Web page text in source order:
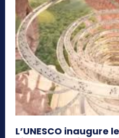
L’UNESCO inaugure